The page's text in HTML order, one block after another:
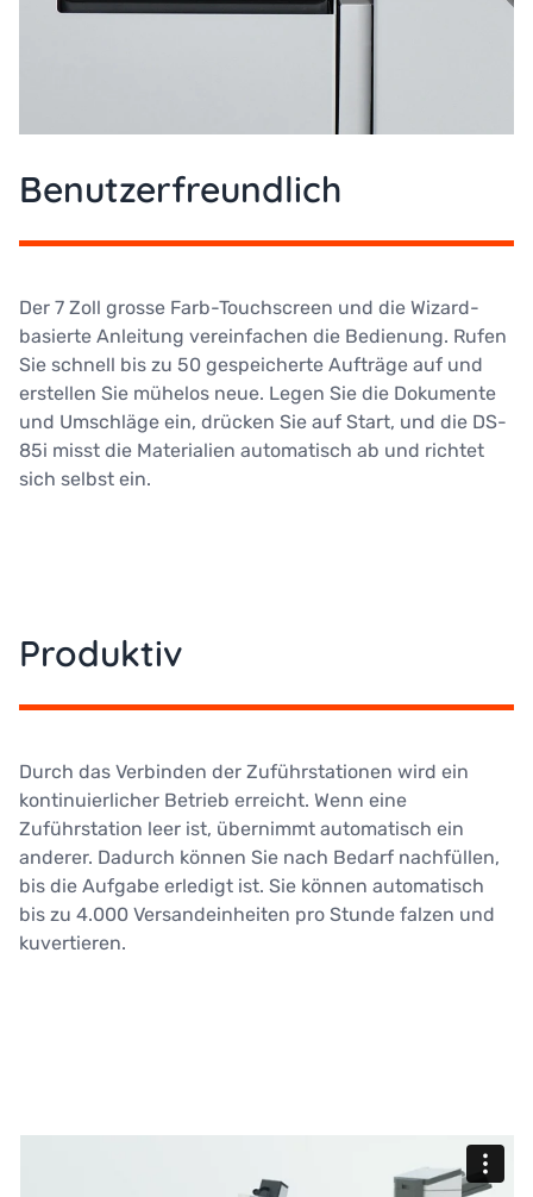
Benutzerfreundlich
Der 7 Zoll grosse Farb-Touchscreen und die Wizard-
basierte Anleitung vereinfachen die Bedienung. Rufen
Sie schnell bis zu 50 gespeicherte Aufträge auf und
erstellen Sie mühelos neue. Legen Sie die Dokumente
und Umschläge ein, drücken Sie auf Start, und die DS-
85i misst die Materialien automatisch ab und richtet
sich selbst ein.
Produktiv
Durch das Verbinden der Zuführstationen wird ein
kontinuierlicher Betrieb erreicht. Wenn eine
Zuführstation leer ist, übernimmt automatisch ein
anderer. Dadurch können Sie nach Bedarf nachfüllen,
bis die Aufgabe erledigt ist. Sie können automatisch
bis zu 4.000 Versandeinheiten pro Stunde falzen und
kuvertieren.